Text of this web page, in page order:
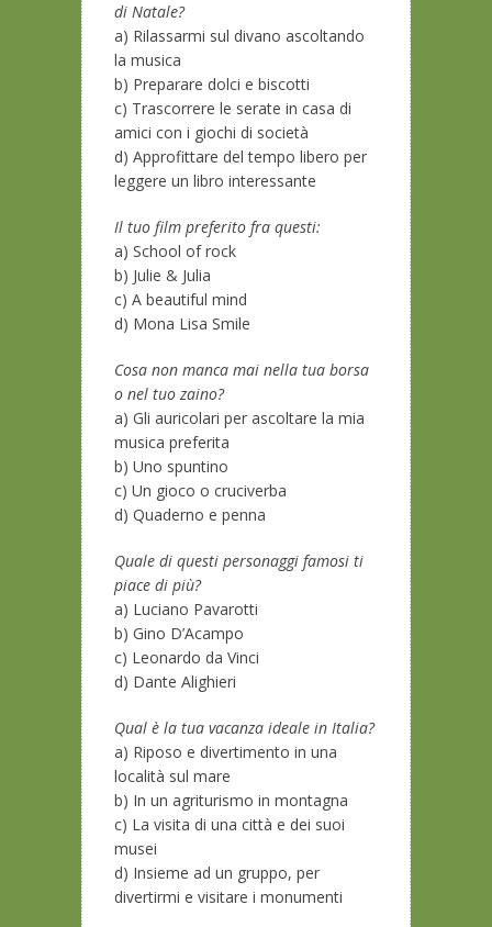
di Natale?
a) Rilassarmi sul divano ascoltando
la musica
b) Preparare dolci e biscotti
c) Trascorrere le serate in casa di
amici con i giochi di società
d) Approfittare del tempo libero per
leggere un libro interessante
Il tuo film preferito fra questi:
a) School of rock
b) Julie & Julia
c) A beautiful mind
d) Mona Lisa Smile
Cosa non manca mai nella tua borsa
o nel tuo zaino?
a) Gli auricolari per ascoltare la mia
musica preferita
b) Uno spuntino
c) Un gioco o cruciverba
d) Quaderno e penna
Quale di questi personaggi famosi ti
piace di più?
a) Luciano Pavarotti
b) Gino D’Acampo
c) Leonardo da Vinci
d) Dante Alighieri
Qual è la tua vacanza ideale in Italia?
a) Riposo e divertimento in una
località sul mare
b) In un agriturismo in montagna
c) La visita di una città e dei suoi
musei
d) Insieme ad un gruppo, per
divertirmi e visitare i monumenti